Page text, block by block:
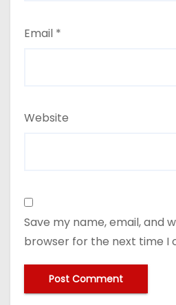
Email *
Website
Save my name, email, and
browser for the next time I